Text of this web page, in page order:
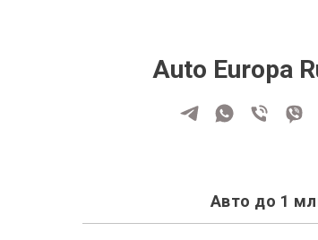
Auto Europa
Авто до 1